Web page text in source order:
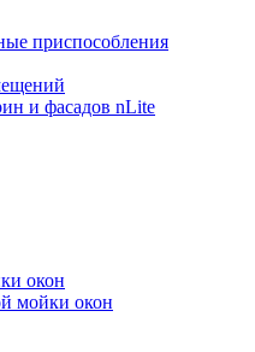
приспособления
и фасадов nLite
окон
мойки окон